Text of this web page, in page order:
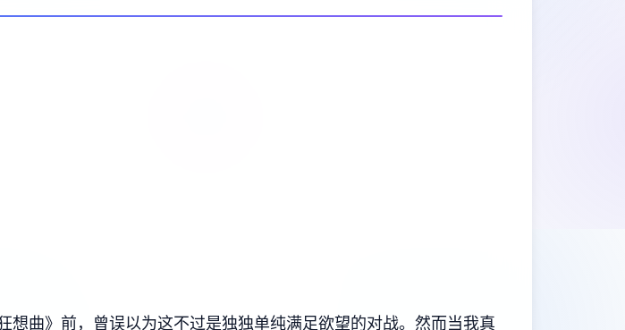
曲》前，曾误以为这不过是独独​​单纯满足欲望的对战​​。然而当我真